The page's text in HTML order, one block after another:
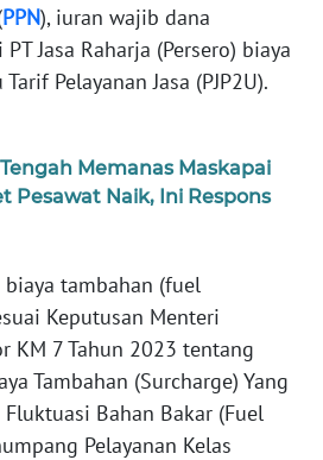
PPN), iuran wajib dana
Jasa Raharja (Persero) biaya
Pelayanan Jasa (PJP2U).
Memanas Maskapai
Pesawat Naik, Ini Respons
biaya tambahan (fuel
Keputusan Menteri
KM 7 Tahun 2023 tentang
Tambahan (Surcharge) Yang
Bahan Bakar (Fuel
Pelayanan Kelas